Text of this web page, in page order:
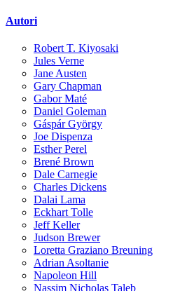
Autori
Robert T. Kiyosaki
Jules Verne
Jane Austen
Gary Chapman
Gabor Maté
Daniel Goleman
Gáspár György
Joe Dispenza
Esther Perel
Brené Brown
Dale Carnegie
Charles Dickens
Dalai Lama
Eckhart Tolle
Jeff Keller
Judson Brewer
Loretta Graziano Breuning
Adrian Asoltanie
Napoleon Hill
Nassim Nicholas Taleb